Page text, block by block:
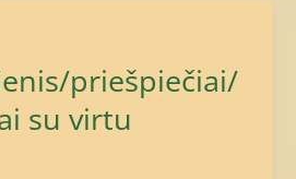
priešpiečiai/
su virtu